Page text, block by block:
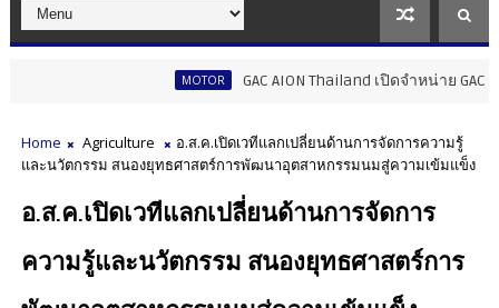
GAC AION Thailand เปิดจำหน่าย GAC GN8
Home Agriculture
อ.ส.ค.เปิดเวทีแลกเปลี่ยนด้านการจัดการความรู้
และนวัตกรรม สนองยุทธศาสตร์การพัฒนาอุตสาหกรรมนมสู่ความเข้มแข็ง
อ.ส.ค.เปิดเวทีแลกเปลี่ยนด้านการจัดการ
ความรู้และนวัตกรรม สนองยุทธศาสตร์การ